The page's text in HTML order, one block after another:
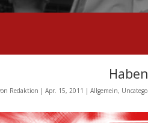
Redaktion |Apr. 15, 2011 |Allgemein,